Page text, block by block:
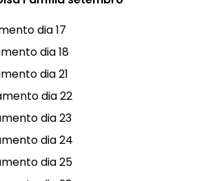
dia 17
dia 18
dia 21
dia 22
dia 23
dia 24
dia 25